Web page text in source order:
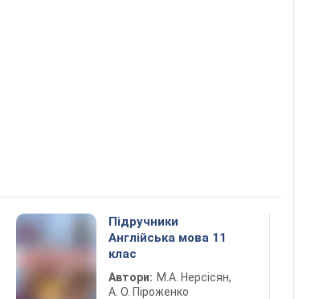
Підручники
Англійська мова 11
клас
Автори: М.А. Нерсісян,
А. О. Піроженко